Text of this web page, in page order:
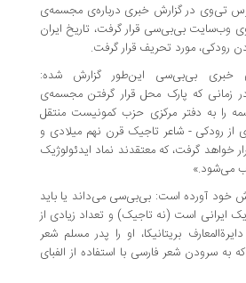
تی‌وی در گزارش خبری درباره‌ی مجسمه‌ی
وب‌سایت بی‌بی‌سی قرار گرفت، تاریخ ایران
رودکی، مورد تحریف قرار گرفت.
خبری بی‌بی‌سی این‌طور گزارش شده:
زمانی که پارک محل قرار گرفتن مجسمه‌ی
را به دفتر مرکزی حزب کمونیست‌ منتقل
از رودکی - شاعر تاجیک قرن نهم میلادی و
خواهد گرفت، که معتقدند نماد ایدئولوژیک
می‌شود.»
خود آورده است: بی‌بی‌سی می‌داند یا باید
ایرانی است (نه تاجیک) و تعداد زیادی از
بریتانیکا، او را پدر مسلم شعر
به سرودن شعر فارسی با استفاده از الفبای